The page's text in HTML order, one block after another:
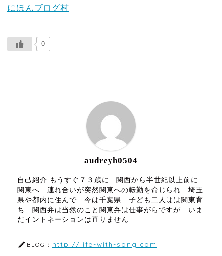
にほんブログ村
0
audreyh0504
自己紹介 もうすぐ７３歳に 関西から半世紀以上前に
関東へ 連れ合いが突然関東への転勤を命じられ 埼玉
県や都内に住んで 今は千葉県 子ども二人はは関東育
ち 関西弁は当然のこと関東弁は仕事がらですが いま
だイントネーションは直りません
BLOG： http://life-with-song.com